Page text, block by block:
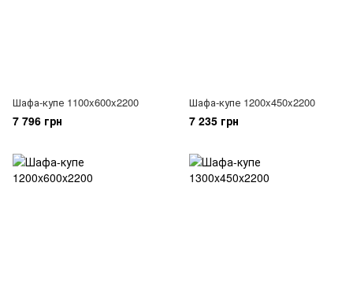
Шафа-купе 1100x600x2200
7 796 грн
Шафа-купе 1200x450x2200
7 235 грн